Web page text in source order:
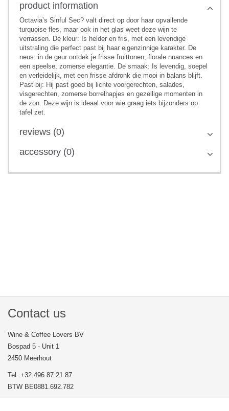
product information
Octavia’s Sinful Sec? valt direct op door haar opvallende
turquoise fles, maar ook in het glas weet deze wijn te
verrassen. De kleur: Is helder en fris, met een levendige
uitstraling die perfect past bij haar eigenzinnige karakter. De
neus: in de geur ontdek je frisse fruittonen, florale nuances en
een speelse, zomerse elegantie. De smaak: Is levendig, soepel
en verleidelijk, met een frisse afdronk die mooi in balans blijft.
Past bij: Hij past goed bij lichte voorgerechten, salades,
visgerechten, zomerse borrelhapjes en gezellige momenten in
de zon. Deze wijn is ideaal voor wie graag iets bijzonders op
tafel zet.
reviews (0)
accessory (0)
Contact us
Wine & Coffee Lovers BV
Bospad 5 - Unit 1
2450 Meerhout
Tel. +32 496 87 21 87
BTW BE0881.692.782